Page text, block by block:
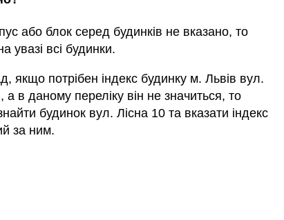
або блок серед будинкiв не вказано, то
увазi всi будинки.
якщо потрiбен індекс будинку м. Львів вул.
а в даному переліку він не значиться, то
будинок вул. Лісна 10 та вказати індекс
за ним.